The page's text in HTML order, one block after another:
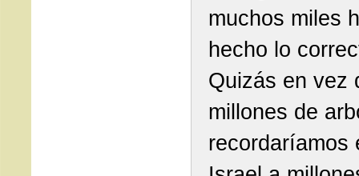
muchos miles
hecho lo
Quizás en vez
millones de
recordaríamos